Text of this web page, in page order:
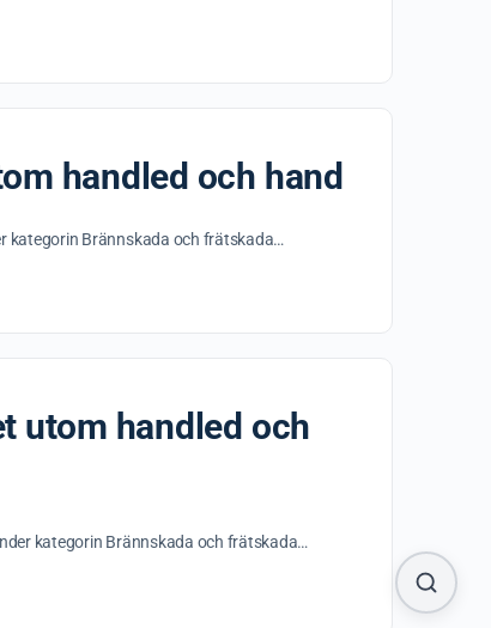
handled och hand
kategorin Brännskada och frätskada…
utom handled och
kategorin Brännskada och frätskada…